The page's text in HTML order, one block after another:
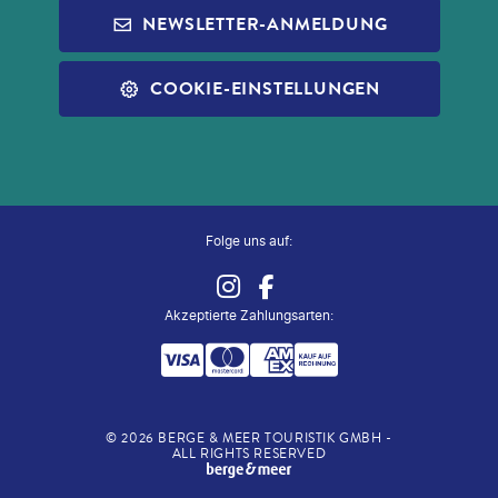
REISECHECKLISTE
ALLE SERVICES
ZUG ZUM FLUG
ALDI NORD
NEWSLETTER-ANMELDUNG
COOKIE-EINSTELLUNGEN
Akzeptierte Zahlungsarten:
Folge uns auf:
©2026 BERGE & MEER TOURISTIK GMBH -
ALL RIGHTS RESERVED